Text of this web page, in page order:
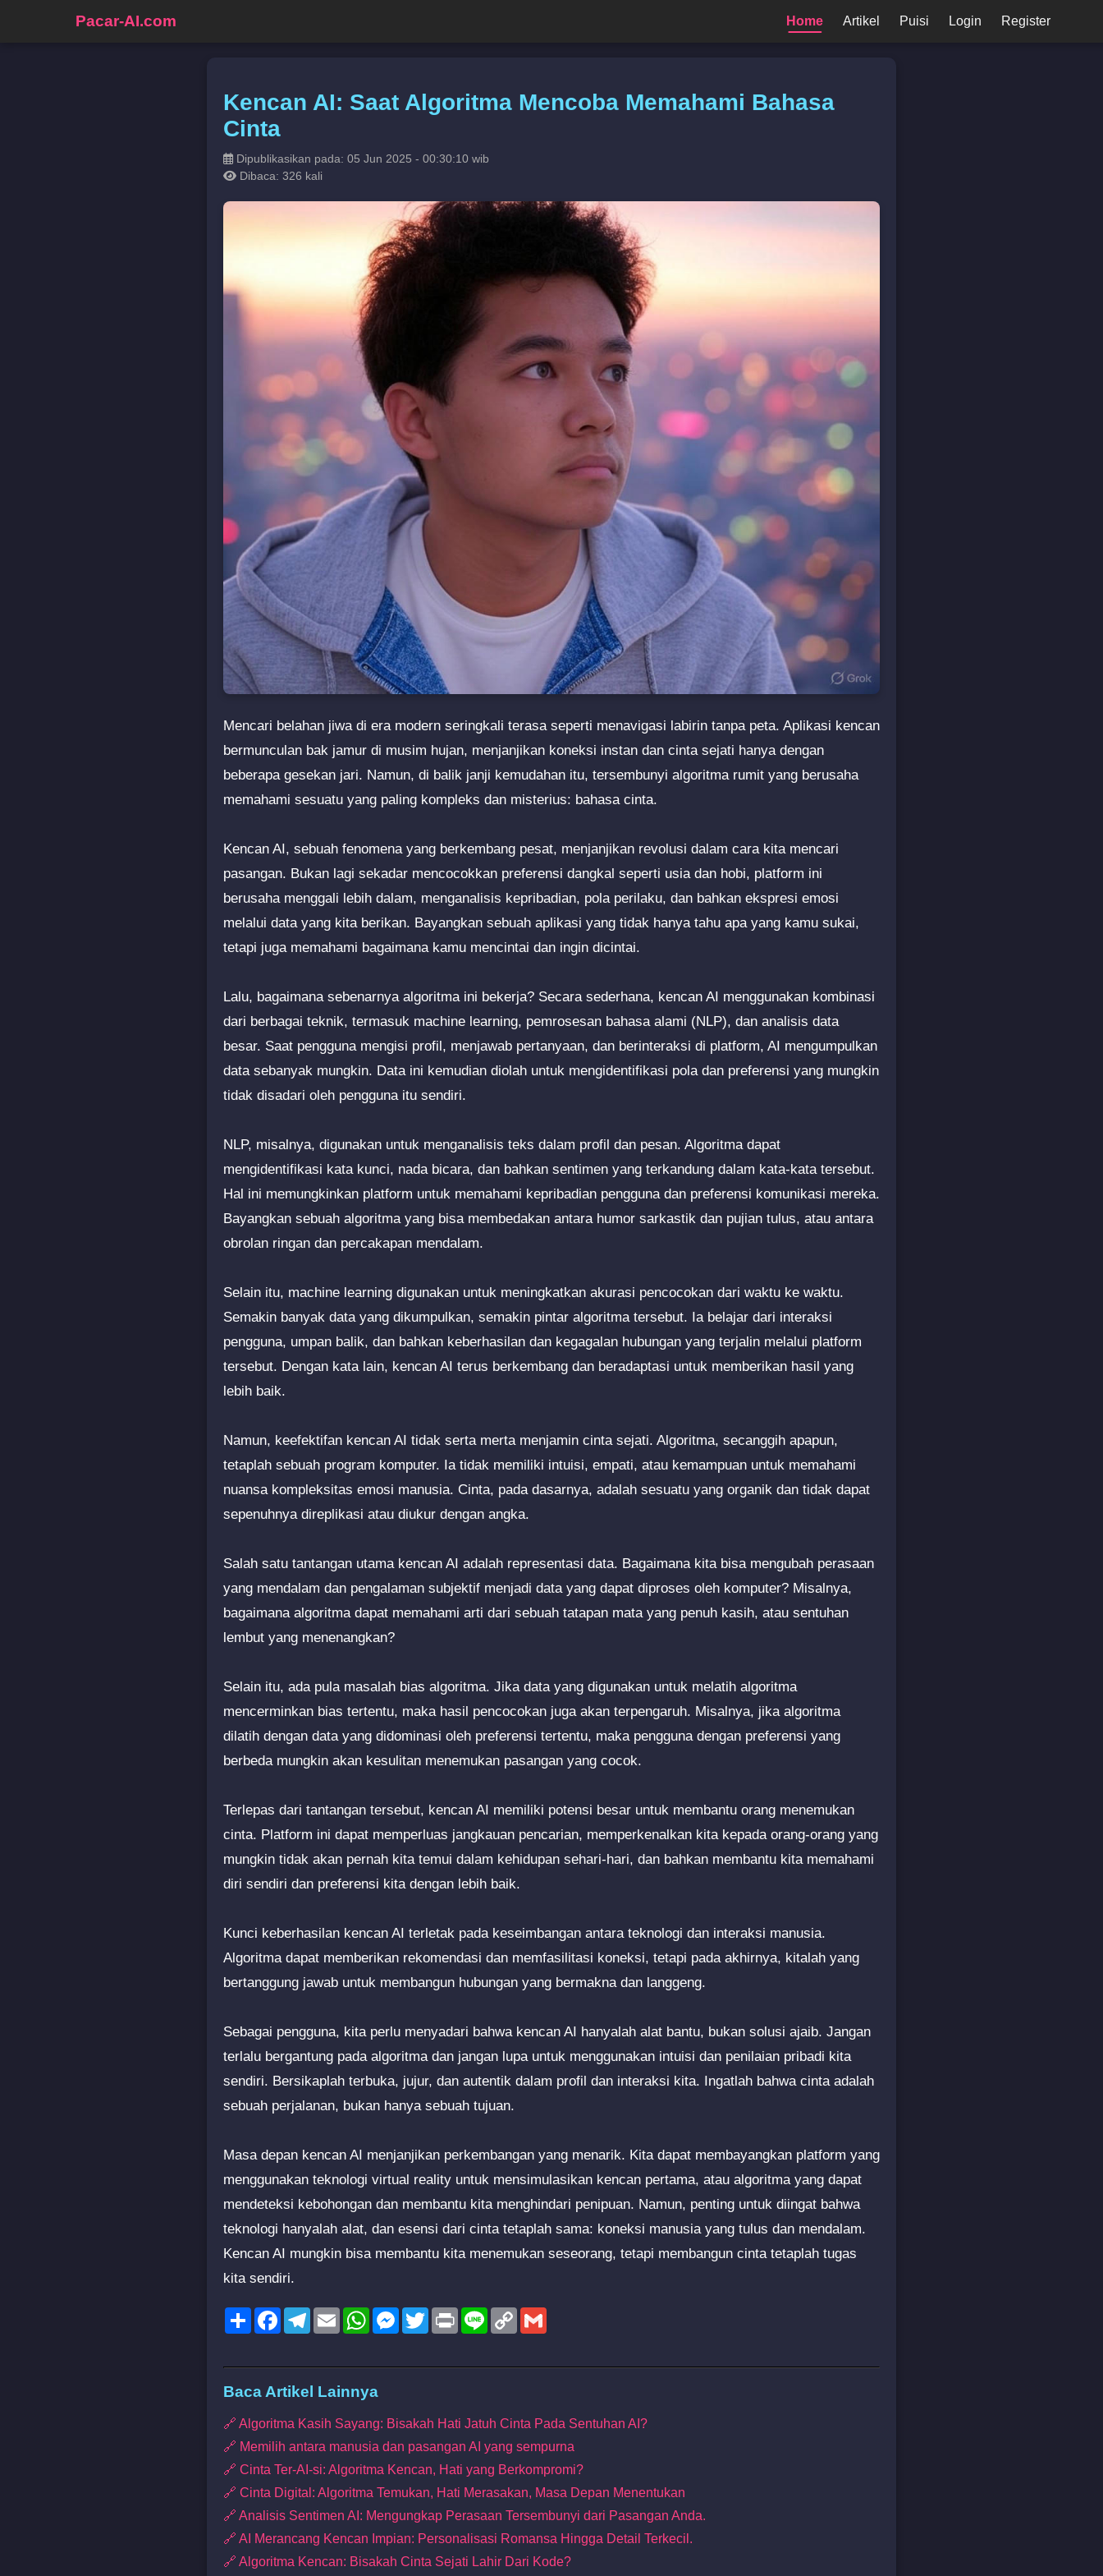
Pacar-AI.com Home Artikel Puisi Login Register
Kencan AI: Saat Algoritma Mencoba Memahami Bahasa
Cinta
Dipublikasikan pada: 05 Jun 2025 - 00:30:10 wib
Dibaca: 326 kali
Mencari belahan jiwa di era modern seringkali terasa seperti menavigasi labirin tanpa peta. Aplikasi kencan
bermunculan bak jamur di musim hujan, menjanjikan koneksi instan dan cinta sejati hanya dengan
beberapa gesekan jari. Namun, di balik janji kemudahan itu, tersembunyi algoritma rumit yang berusaha
memahami sesuatu yang paling kompleks dan misterius: bahasa cinta.
Kencan AI, sebuah fenomena yang berkembang pesat, menjanjikan revolusi dalam cara kita mencari
pasangan. Bukan lagi sekadar mencocokkan preferensi dangkal seperti usia dan hobi, platform ini
berusaha menggali lebih dalam, menganalisis kepribadian, pola perilaku, dan bahkan ekspresi emosi
melalui data yang kita berikan. Bayangkan sebuah aplikasi yang tidak hanya tahu apa yang kamu sukai,
tetapi juga memahami bagaimana kamu mencintai dan ingin dicintai.
Lalu, bagaimana sebenarnya algoritma ini bekerja? Secara sederhana, kencan AI menggunakan kombinasi
dari berbagai teknik, termasuk machine learning, pemrosesan bahasa alami (NLP), dan analisis data
besar. Saat pengguna mengisi profil, menjawab pertanyaan, dan berinteraksi di platform, AI mengumpulkan
data sebanyak mungkin. Data ini kemudian diolah untuk mengidentifikasi pola dan preferensi yang mungkin
tidak disadari oleh pengguna itu sendiri.
NLP, misalnya, digunakan untuk menganalisis teks dalam profil dan pesan. Algoritma dapat
mengidentifikasi kata kunci, nada bicara, dan bahkan sentimen yang terkandung dalam kata-kata tersebut.
Hal ini memungkinkan platform untuk memahami kepribadian pengguna dan preferensi komunikasi mereka.
Bayangkan sebuah algoritma yang bisa membedakan antara humor sarkastik dan pujian tulus, atau antara
obrolan ringan dan percakapan mendalam.
Selain itu, machine learning digunakan untuk meningkatkan akurasi pencocokan dari waktu ke waktu.
Semakin banyak data yang dikumpulkan, semakin pintar algoritma tersebut. Ia belajar dari interaksi
pengguna, umpan balik, dan bahkan keberhasilan dan kegagalan hubungan yang terjalin melalui platform
tersebut. Dengan kata lain, kencan AI terus berkembang dan beradaptasi untuk memberikan hasil yang
lebih baik.
Namun, keefektifan kencan AI tidak serta merta menjamin cinta sejati. Algoritma, secanggih apapun,
tetaplah sebuah program komputer. Ia tidak memiliki intuisi, empati, atau kemampuan untuk memahami
nuansa kompleksitas emosi manusia. Cinta, pada dasarnya, adalah sesuatu yang organik dan tidak dapat
sepenuhnya direplikasi atau diukur dengan angka.
Salah satu tantangan utama kencan AI adalah representasi data. Bagaimana kita bisa mengubah perasaan
yang mendalam dan pengalaman subjektif menjadi data yang dapat diproses oleh komputer? Misalnya,
bagaimana algoritma dapat memahami arti dari sebuah tatapan mata yang penuh kasih, atau sentuhan
lembut yang menenangkan?
Selain itu, ada pula masalah bias algoritma. Jika data yang digunakan untuk melatih algoritma
mencerminkan bias tertentu, maka hasil pencocokan juga akan terpengaruh. Misalnya, jika algoritma
dilatih dengan data yang didominasi oleh preferensi tertentu, maka pengguna dengan preferensi yang
berbeda mungkin akan kesulitan menemukan pasangan yang cocok.
Terlepas dari tantangan tersebut, kencan AI memiliki potensi besar untuk membantu orang menemukan
cinta. Platform ini dapat memperluas jangkauan pencarian, memperkenalkan kita kepada orang-orang yang
mungkin tidak akan pernah kita temui dalam kehidupan sehari-hari, dan bahkan membantu kita memahami
diri sendiri dan preferensi kita dengan lebih baik.
Kunci keberhasilan kencan AI terletak pada keseimbangan antara teknologi dan interaksi manusia.
Algoritma dapat memberikan rekomendasi dan memfasilitasi koneksi, tetapi pada akhirnya, kitalah yang
bertanggung jawab untuk membangun hubungan yang bermakna dan langgeng.
Sebagai pengguna, kita perlu menyadari bahwa kencan AI hanyalah alat bantu, bukan solusi ajaib. Jangan
terlalu bergantung pada algoritma dan jangan lupa untuk menggunakan intuisi dan penilaian pribadi kita
sendiri. Bersikaplah terbuka, jujur, dan autentik dalam profil dan interaksi kita. Ingatlah bahwa cinta adalah
sebuah perjalanan, bukan hanya sebuah tujuan.
Masa depan kencan AI menjanjikan perkembangan yang menarik. Kita dapat membayangkan platform yang
menggunakan teknologi virtual reality untuk mensimulasikan kencan pertama, atau algoritma yang dapat
mendeteksi kebohongan dan membantu kita menghindari penipuan. Namun, penting untuk diingat bahwa
teknologi hanyalah alat, dan esensi dari cinta tetaplah sama: koneksi manusia yang tulus dan mendalam.
Kencan AI mungkin bisa membantu kita menemukan seseorang, tetapi membangun cinta tetaplah tugas
kita sendiri.
ShareFacebookTelegram
EmailWhatsAppMessenger
TwitterPrint Line Copy
Link
Baca Artikel Lainnya
🔗 Algoritma Kasih Sayang: Bisakah Hati Jatuh Cinta Pada Sentuhan AI?
🔗 Memilih antara manusia dan pasangan AI yang sempurna
🔗 Cinta Ter-AI-si: Algoritma Kencan, Hati yang Berkompromi?
🔗 Cinta Digital: Algoritma Temukan, Hati Merasakan, Masa Depan Menentukan
🔗 Analisis Sentimen AI: Mengungkap Perasaan Tersembunyi dari Pasangan Anda.
🔗 AI Merancang Kencan Impian: Personalisasi Romansa Hingga Detail Terkecil.
🔗 Algoritma Kencan: Bisakah Cinta Sejati Lahir Dari Kode?